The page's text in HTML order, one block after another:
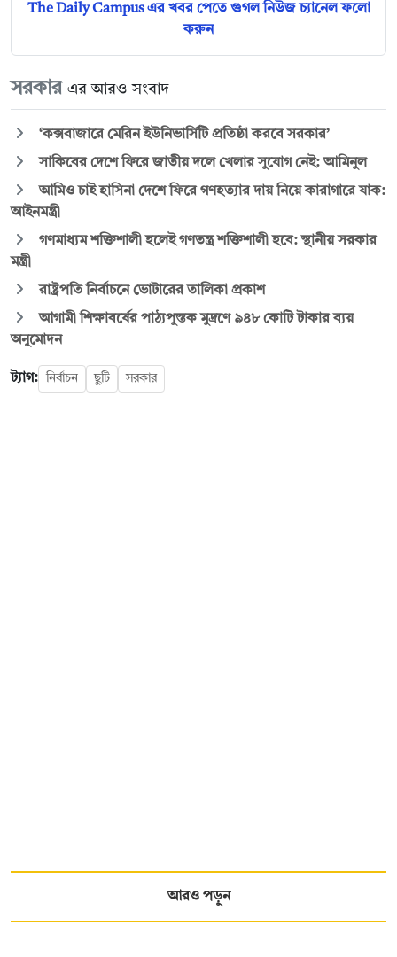
The Daily Campus এর খবর পেতে গুগল নিউজ চ্যানেল ফলো
করুন
সরকার এর আরও সংবাদ
‘কক্সবাজারে মেরিন ইউনিভার্সিটি প্রতিষ্ঠা করবে সরকার’
সাকিবের দেশে ফিরে জাতীয় দলে খেলার সুযোগ নেই: আমিনুল
আমিও চাই হাসিনা দেশে ফিরে গণহত্যার দায় নিয়ে কারাগারে যাক:
আইনমন্ত্রী
গণমাধ্যম শক্তিশালী হলেই গণতন্ত্র শক্তিশালী হবে: স্থানীয় সরকার
মন্ত্রী
রাষ্ট্রপতি নির্বাচনে ভোটারের তালিকা প্রকাশ
আগামী শিক্ষাবর্ষের পাঠ্যপুস্তক মুদ্রণে ৯৪৮ কোটি টাকার ব্যয়
অনুমোদন
ট্যাগ: নির্বাচন ছুটি সরকার
আরও পড়ুন